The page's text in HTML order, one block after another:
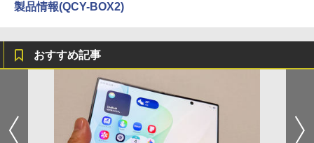
製品情報(QCY-BOX2)
おすすめ記事